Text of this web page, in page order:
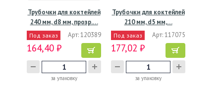
Трубочки для коктейлей
240 мм, d8 мм, прозр.…
Под заказ Арт: 120389
164,40 ₽
за упаковку
Трубочки для коктейлей
210 мм, d5 мм,…
Под заказ Арт: 117075
177,02 ₽
за упаковку